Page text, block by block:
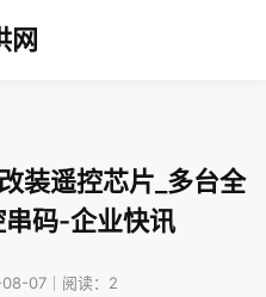
网
装遥控芯片_多台全
串码-企业快讯
07｜阅读：2